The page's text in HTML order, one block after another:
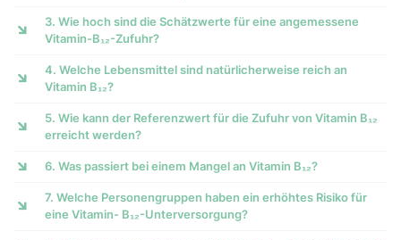
3. Wie hoch sind die Schätzwerte für eine angemessene
Vitamin-B₁₂-Zufuhr?
4. Welche Lebensmittel sind natürlicherweise reich an
Vitamin B₁₂?
5. Wie kann der Referenzwert für die Zufuhr von Vitamin B₁₂
erreicht werden?
6. Was passiert bei einem Mangel an Vitamin B₁₂?
7. Welche Personengruppen haben ein erhöhtes Risiko für
eine Vitamin- B₁₂-Unterversorgung?